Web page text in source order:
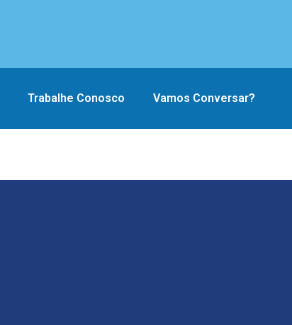
Trabalhe Conosco Vamos Conversar?